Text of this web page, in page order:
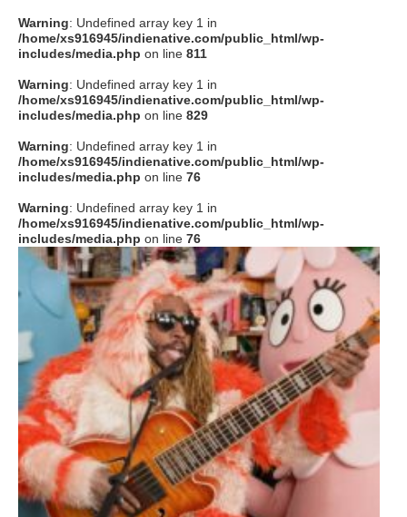
Tumblr
Soundcloud
to indienative
Warning: Undefined array key 1 in
/home/xs916945/indienative.com/public_html/wp-
includes/media.php on line 811
Warning: Undefined array key 1 in
/home/xs916945/indienative.com/public_html/wp-
includes/media.php on line 829
Warning: Undefined array key 1 in
/home/xs916945/indienative.com/public_html/wp-
includes/media.php on line 76
Warning: Undefined array key 1 in
/home/xs916945/indienative.com/public_html/wp-
includes/media.php on line 76